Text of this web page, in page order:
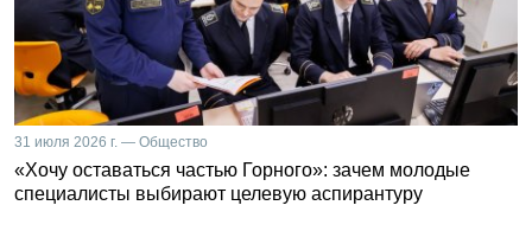
31 июля 2026 г. — Общество
«Хочу оставаться частью Горного»: зачем молодые
специалисты выбирают целевую аспирантуру